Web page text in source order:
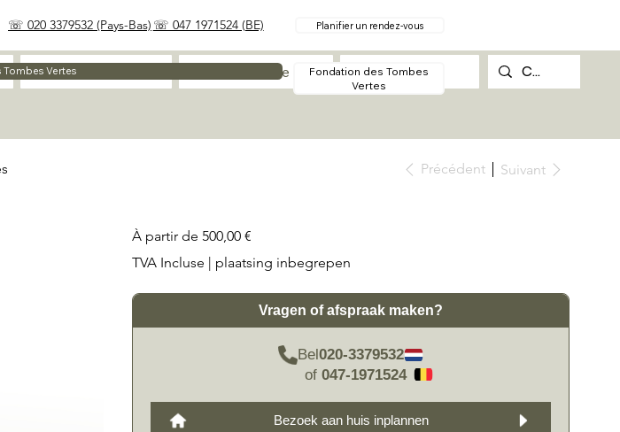
Matériaux Procédure Contact
Vertes
Fondation des Tombes
Vertes
☏ 020 3379532 (Pays-Bas) ☏ 047 1971524 (BE) Planifier un rendez-vous
Précédent Suivant
À partir de Prix
500,00 €
TVA Incluse | plaatsing inbegrepen
Vragen of afspraak maken?
Bel020-3379532
of 047-1971524
Bezoek aan huis inplannen